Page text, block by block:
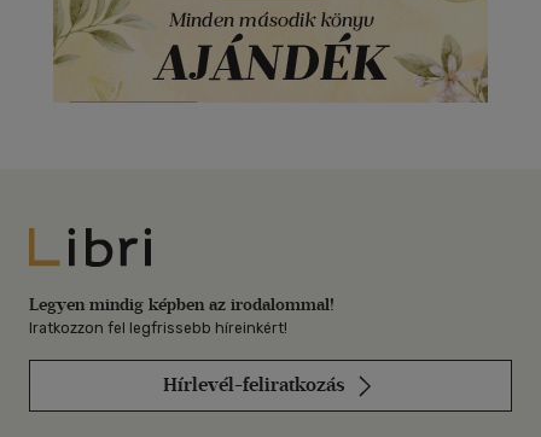
Libri
Legyen mindig képben az irodalommal!
Iratkozzon fel legfrissebb híreinkért!
Hírlevél-feliratkozás